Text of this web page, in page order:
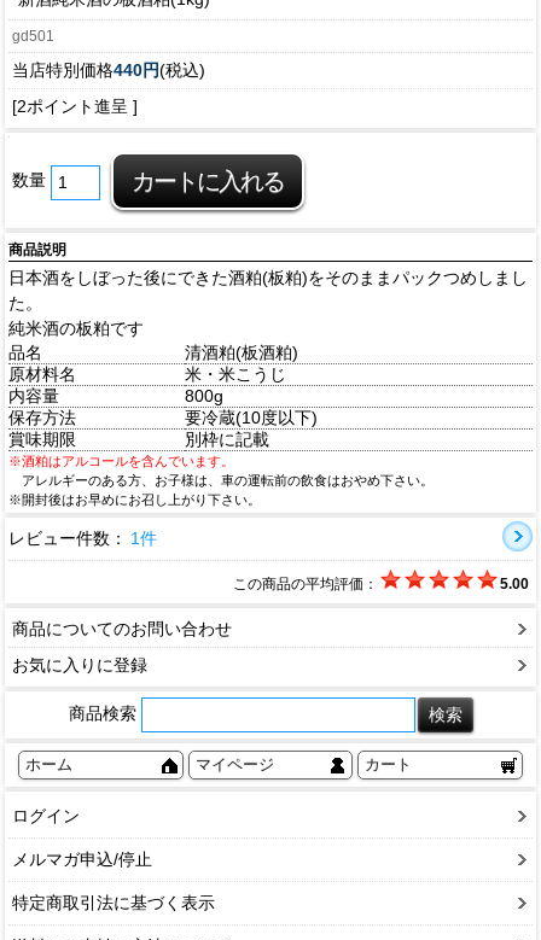
gd501
当店特別価格440円(税込)
[2ポイント進呈 ]
数量
商品説明
日本酒をしぼった後にできた酒粕(板粕)をそのままパックつめしまし
た。
純米酒の板粕です
品名
清酒粕(板酒粕)
原材料名
米・米こうじ
内容量
800g
保存方法
要冷蔵(10度以下)
賞味期限
別枠に記載
※酒粕はアルコールを含んでいます。
アレルギーのある方、お子様は、車の運転前の飲食はおやめ下さい。
※開封後はお早めにお召し上がり下さい。
レビュー件数： 1件
この商品の平均評価： 5.00
商品についてのお問い合わせ
お気に入りに登録
商品検索
ホーム マイページ カート
ログイン
メルマガ申込/停止
特定商取引法に基づく表示